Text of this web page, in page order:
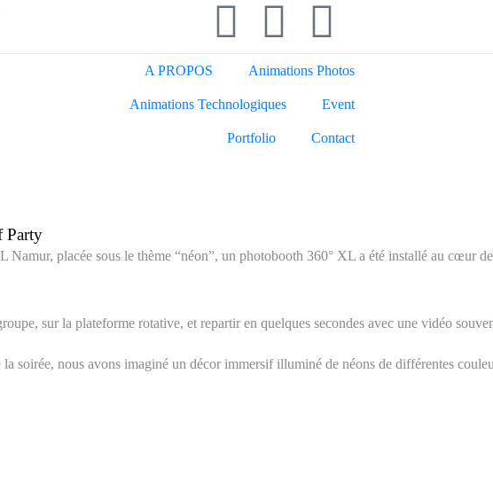
A PROPOS Animations Photos
Animations Technologiques Event
Portfolio Contact
Party
Namur, placée sous le thème “néon”, un photobooth 360° XL a été installé au cœur
sur la plateforme rotative, et repartir en quelques secondes avec une vidéo
soirée, nous avons imaginé un décor immersif illuminé de néons de différentes